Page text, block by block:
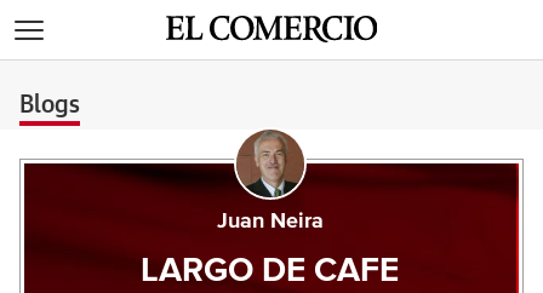
Blogs
Juan Neira
LARGO DE CAFE